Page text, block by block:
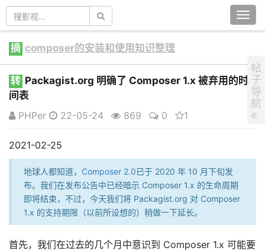
摘 composer的安装和使用知识整理
转 Packagist.org 明确了 Composer 1.x 被弃用的时
间表
PHPer
22-05-24 869 0 1
2021-02-25
地球人都知道， Composer 2.0已于 2020 年 10 月下旬发
布。我们在发布公告中已经暗示 Composer 1.x 的生命周期
即将结束，不过，今天我们将 Packagist.org 对 Composer
1.x 的支持期限（以前所设想的）稍做一下延长。
首先，我们在过去的几个月中意识到 Composer 1.x 可能要
帖
子
导
航